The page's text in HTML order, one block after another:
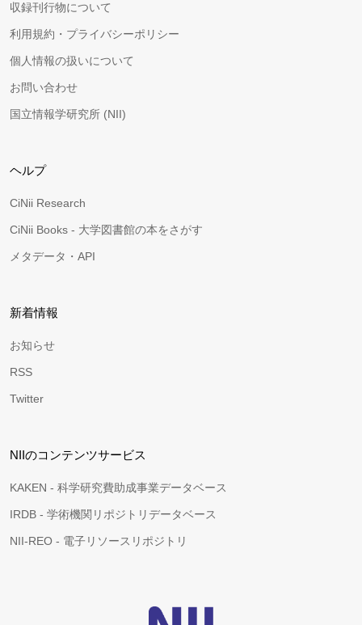
収録刊行物について
利用規約・プライバシーポリシー
個人情報の扱いについて
お問い合わせ
国立情報学研究所 (NII)
ヘルプ
CiNii Research
CiNii Books - 大学図書館の本をさがす
メタデータ・API
新着情報
お知らせ
RSS
Twitter
NIIのコンテンツサービス
KAKEN - 科学研究費助成事業データベース
IRDB - 学術機関リポジトリデータベース
NII-REO - 電子リソースリポジトリ